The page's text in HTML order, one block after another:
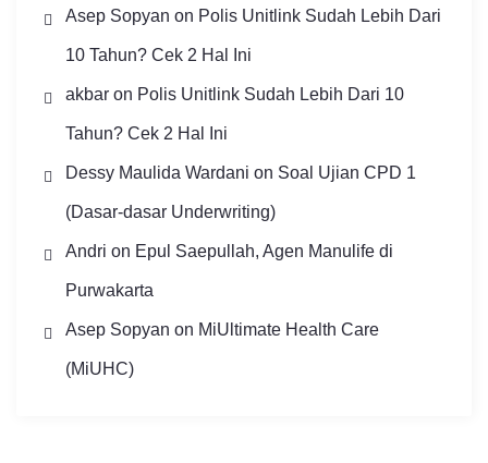
Asep Sopyan on Polis Unitlink Sudah Lebih Dari
10 Tahun? Cek 2 Hal Ini
akbaron Polis Unitlink Sudah Lebih Dari 10
Tahun? Cek 2 Hal Ini
Dessy Maulida Wardani on Soal Ujian CPD 1
(Dasar-dasar Underwriting)
Andri on Epul Saepullah, Agen Manulife di
Purwakarta
Asep Sopyan on MiUltimate Health Care
(MiUHC)